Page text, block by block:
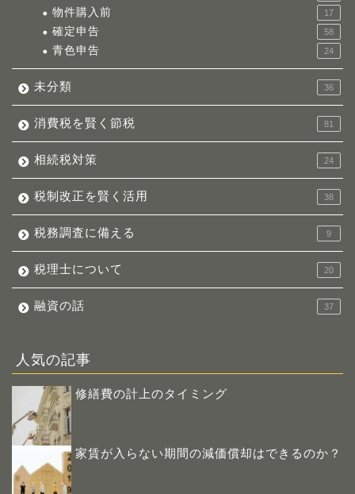
物件購入前 17
確定申告 58
青色申告 24
未分類 36
消費税を賢く節税 81
相続税対策 24
税制改正を賢く活用 38
税務調査に備える 9
税理士について 20
融資の話 37
人気の記事
修繕費の計上のタイミング
家賃が入らない期間の減価償却はできるのか？